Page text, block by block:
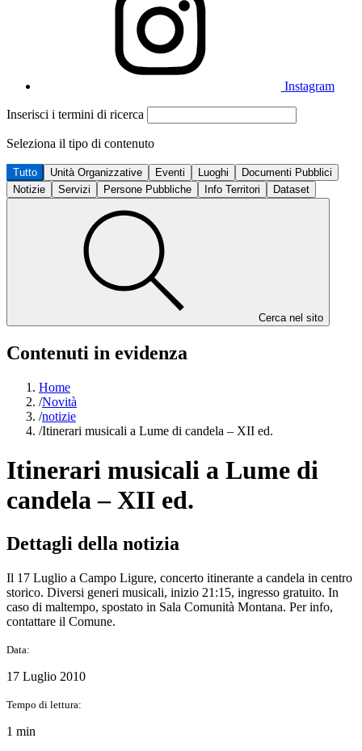
Instagram
Inserisci i termini di ricerca
Seleziona il tipo di contenuto
Tutto Unità Organizzative Eventi Luoghi
Documenti Pubblici
Notizie
Servizi Persone Pubbliche Info Territori Dataset
Cerca nel sito
Contenuti in evidenza
Home
/Novità
/notizie
/Itinerari musicali a Lume di candela – XII ed.
Itinerari musicali a Lume di
candela – XII ed.
Dettagli della notizia
Il 17 Luglio a Campo Ligure, concerto itinerante a candela in centro
storico. Diversi generi musicali, inizio 21:15, ingresso gratuito. In
caso di maltempo, spostato in Sala Comunità Montana. Per info,
contattare il Comune.
Data:
17 Luglio 2010
Tempo di lettura:
1 min